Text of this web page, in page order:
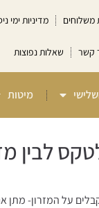
משלוחים מדיניות ימי
קשר שאלות נפוצות
מיטות
לבין
על המזרון- מתן